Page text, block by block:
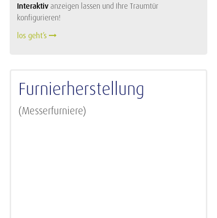
Interaktivanzeigen lassen und Ihre Traumtür
konfigurieren!
los geht’s
Furnierherstellung
(Messerfurniere)